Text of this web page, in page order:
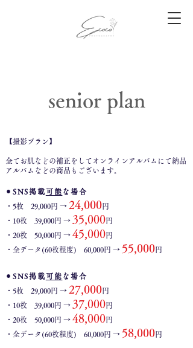
senior plan
【撮影プラン】
全てお肌などの補正をしてオンラインアルバムにて納品
アルバムなどの商品もございます。
⚫︎ SNS掲載 可能 な場合
・5枚 29,000円 → 24,000円
・10枚 39,000円 → 35,000円
・20枚 50,000円 → 45,000円
・全データ(60枚程度) 60,000円 → 55,000円
⚫︎ SNS掲載 可能 な場合
・5枚 29,000円 → 27,000円
・10枚 39,000円 → 37,000円
・20枚 50,000円 → 48,000円
・全データ(60枚程度) 60,000円 → 58,000円